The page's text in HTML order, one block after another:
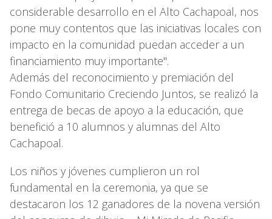
considerable desarrollo en el Alto Cachapoal, nos
pone muy contentos que las iniciativas locales con
impacto en la comunidad puedan acceder a un
financiamiento muy importante".
Además del reconocimiento y premiación del
Fondo Comunitario Creciendo Juntos, se realizó la
entrega de becas de apoyo a la educación, que
benefició a 10 alumnos y alumnas del Alto
Cachapoal.
Los niños y jóvenes cumplieron un rol
fundamental en la ceremonia, ya que se
destacaron los 12 ganadores de la novena versión